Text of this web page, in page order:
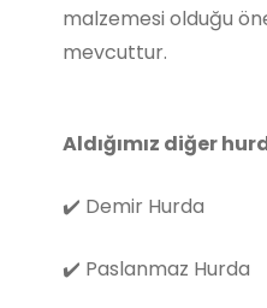
malzemesi olduğu
mevcuttur.
Aldığımız diğer
✔️ Demir Hurda
✔️ Paslanmaz Hurda